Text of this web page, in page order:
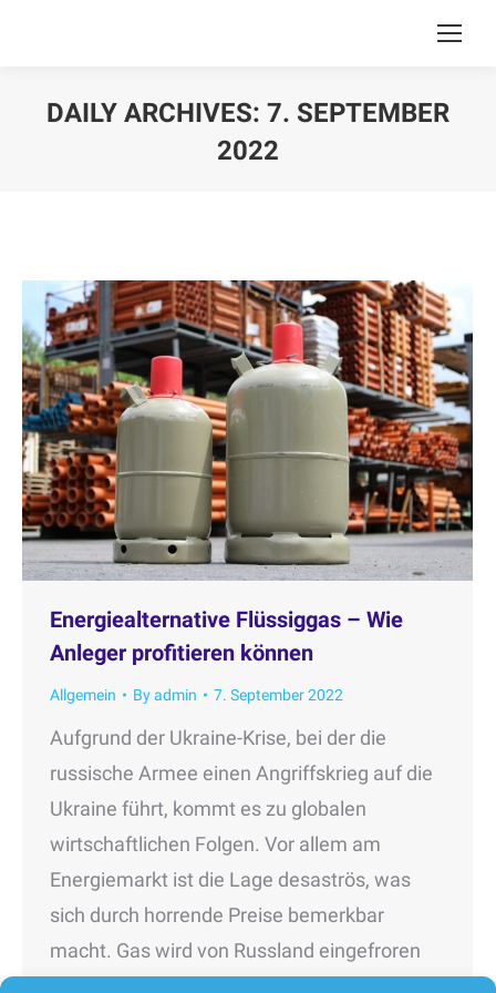
DAILY ARCHIVES: 7. SEPTEMBER
2022
Energiealternative Flüssiggas – Wie
Anleger profitieren können
Allgemein Byadmin 7. September 2022
Aufgrund der Ukraine-Krise, bei der die
russische Armee einen Angriffskrieg auf die
Ukraine führt, kommt es zu globalen
wirtschaftlichen Folgen. Vor allem am
Energiemarkt ist die Lage desaströs, was
sich durch horrende Preise bemerkbar
macht. Gas wird von Russland eingefroren